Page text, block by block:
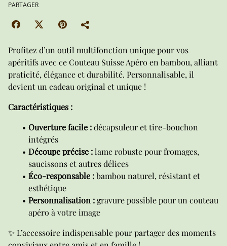
PARTAGER
Profitez d’un outil multifonction unique pour vos
apéritifs avec ce Couteau Suisse Apéro en bambou, alliant
praticité, élégance et durabilité. Personnalisable, il
devient un cadeau original et unique !
Caractéristiques :
Ouverture facile :décapsuleur et tire-bouchon
intégrés
Découpe précise :lame robuste pour fromages,
saucissons et autres délices
Éco-responsable :bambou naturel, résistant et
esthétique
Personnalisation :gravure possible pour un couteau
apéro à votre image
✨ L’accessoire indispensable pour partager des moments